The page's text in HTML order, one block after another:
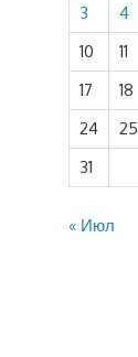
3
4
10
11
17
18
24
25
31
« Июл